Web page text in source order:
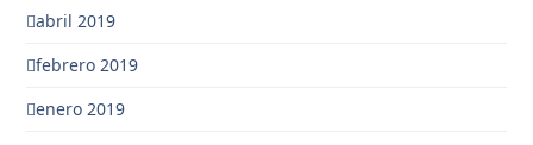
abril 2019
febrero 2019
enero 2019